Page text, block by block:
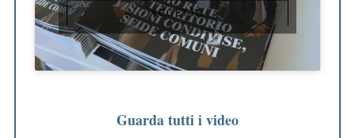
ACCETTO
Guarda tutti i video